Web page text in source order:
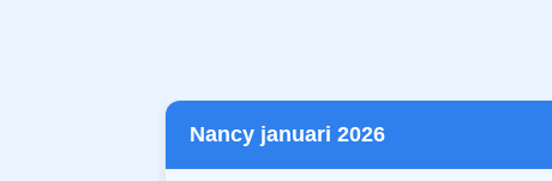
Nancy januari 2026